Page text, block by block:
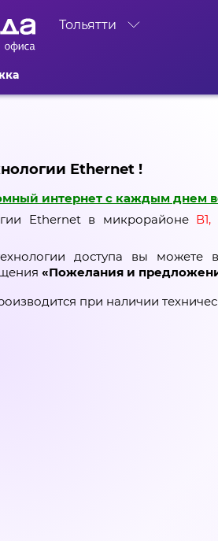
Тольятти
Ethernet !
интернет с каждым днем
Ethernet в микрорайоне
доступа вы можете
«Пожелания и
при наличии